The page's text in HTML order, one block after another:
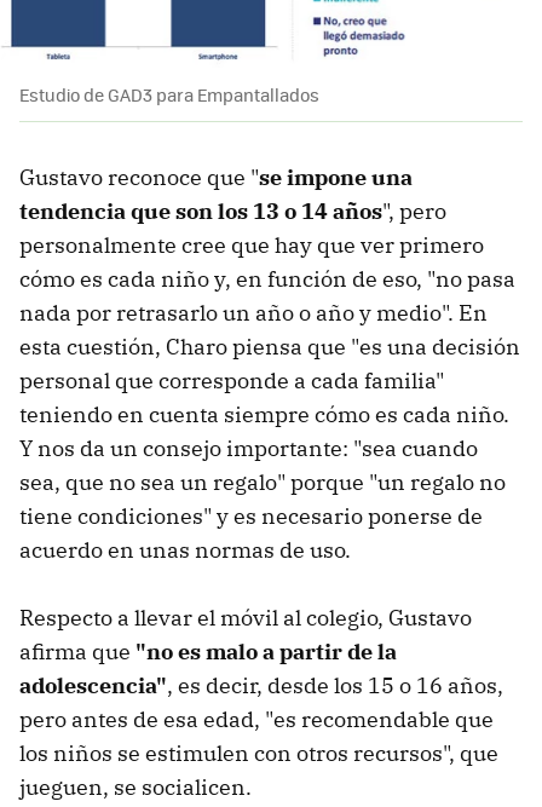
Estudio de GAD3 para Empantallados
Gustavo reconoce que "se impone una
tendencia que son los 13 o 14 años", pero
personalmente cree que hay que ver primero
cómo es cada niño y, en función de eso, "no pasa
nada por retrasarlo un año o año y medio". En
esta cuestión, Charo piensa que "es una decisión
personal que corresponde a cada familia"
teniendo en cuenta siempre cómo es cada niño.
Y nos da un consejo importante: "sea cuando
sea, que no sea un regalo" porque "un regalo no
tiene condiciones" y es necesario ponerse de
acuerdo en unas normas de uso.
Respecto a llevar el móvil al colegio, Gustavo
afirma que "no es malo a partir de la
adolescencia", es decir, desde los 15 o 16 años,
pero antes de esa edad, "es recomendable que
los niños se estimulen con otros recursos", que
jueguen, se socialicen.